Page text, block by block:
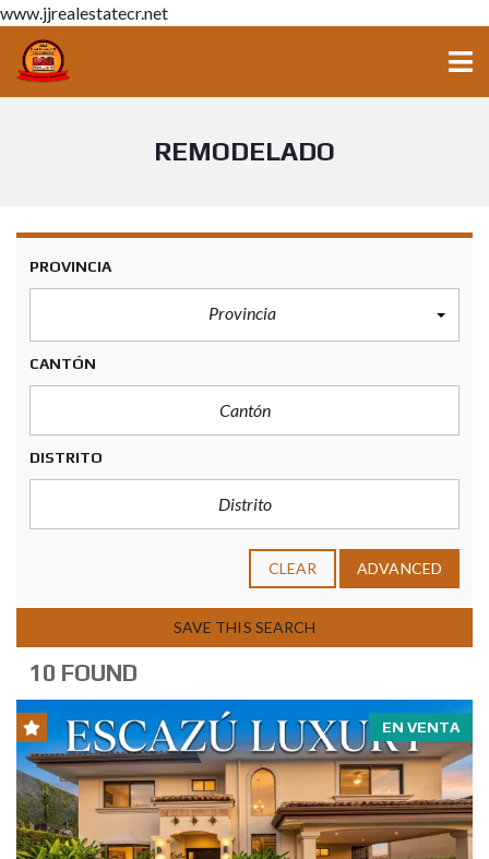
www.jjrealestatecr.net
REMODELADO
PROVINCIA
Provincia
CANTÓN
DISTRITO
CLEAR ADVANCED
SAVE THIS SEARCH
10 FOUND
EN VENTA